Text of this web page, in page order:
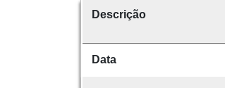
Descrição
Data